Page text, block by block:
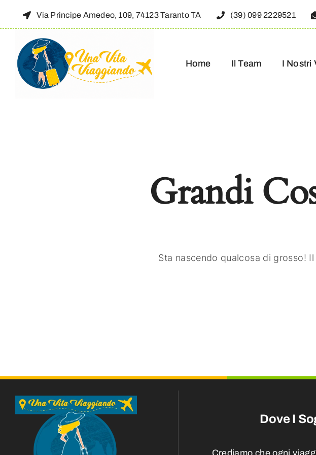
Via Principe Amedeo, 109, 74123 Taranto TA (39) 099 2229521
Home Il Team I Nostri
Grandi
Sta nascendo qualcosa di grosso!
Dove I
Crediamo che ogni